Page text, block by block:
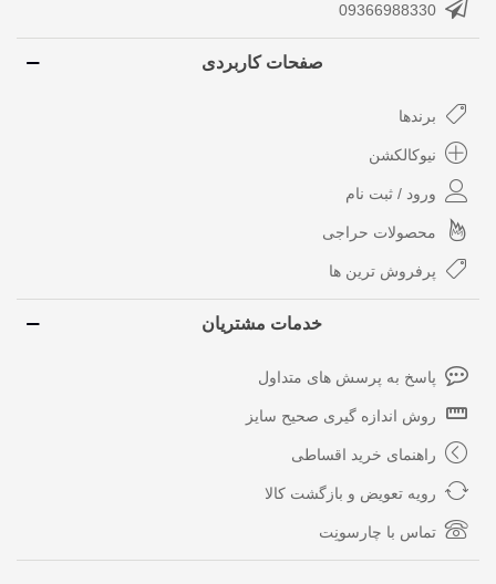
09366988330
صفحات کاربردی
برندها
نیوکالکشن
ورود / ثبت نام
محصولات حراجی
پرفروش ترین ها
خدمات مشتریان
پاسخ به پرسش های متداول
روش اندازه گیری صحیح سایز
راهنمای خرید اقساطی
رویه تعویض و بازگشت کالا
تماس با چارسونِت